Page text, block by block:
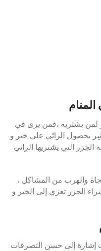
لمن يشتريه ،فمن يرى في
بحصول الرائي على خير و
التي يشتريها الرائي
والهرب من المشاكل ،
الجزر تعزي إلى الخير و
إشارة إلى حسن التصرفات